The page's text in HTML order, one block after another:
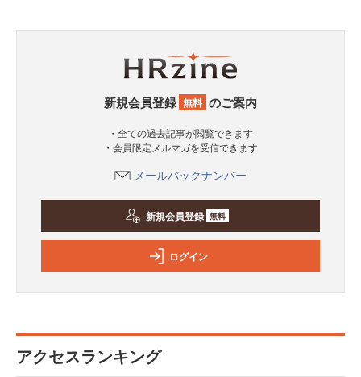
新規会員登録 無料 のご案内
・全ての過去記事が閲覧できます
・会員限定メルマガを受信できます
メールバックナンバー
新規会員登録 無料
ログイン
アクセスランキング